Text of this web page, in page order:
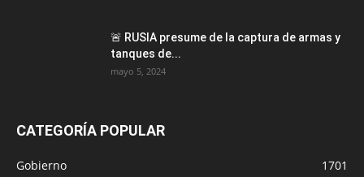
🚨 RUSIA presume de la captura de armas y
tanques de...
mayo 5, 2024
CATEGORÍA POPULAR
Gobierno
1701